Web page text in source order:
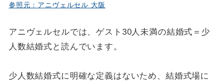
参照元：アニヴェルセル 大阪
アニヴェルセルでは、ゲスト30人未満の結婚式＝少
人数結婚式と読んでいます。
少人数結婚式に明確な定義はないため、結婚式場に